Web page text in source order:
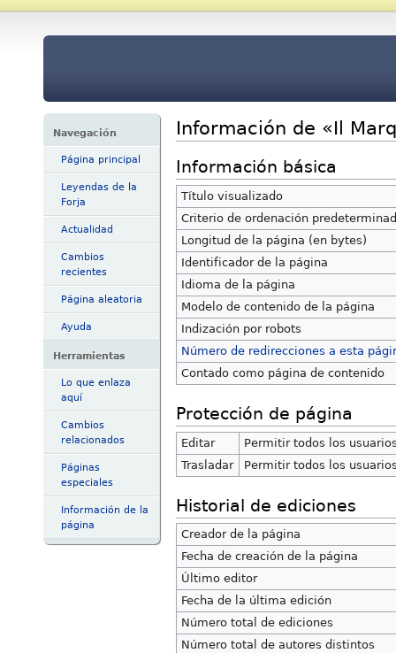
Navegación
Página principal
Leyendas de la
Forja
Actualidad
Cambios
recientes
Página aleatoria
Ayuda
Herramientas
Lo que enlaza
aquí
Cambios
relacionados
Páginas
especiales
Información de la
página
Información de «Il
Información básica
Título visualizado
Criterio de ordenación
Longitud de la página (en bytes)
Identificador de la página
Idioma de la página
Modelo de contenido de la página
Indización por robots
Número de redirecciones a esta
Contado como página de contenido
Protección de página
Editar
Permitir todos los
Trasladar
Permitir todos los
Historial de ediciones
Creador de la página
Fecha de creación de la página
Último editor
Fecha de la última edición
Número total de ediciones
Número total de autores distintos